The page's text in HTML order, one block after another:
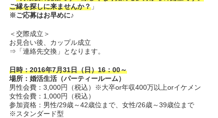
ご縁を探しに来ませんか？ 」
※ご応募はお早めに♪
＜交際成立＞
お見合い後、カップル成立
⇒「連絡先交換」となります。
日時：2016年7月31日（日）16：00～
場所：婚活生活（パーティールーム）
男性会費：3,000円（税込）※大卒or年収400万以上orイケメン
女性会費：1,000円（税込）
参加資格：男性/29歳～42歳位まで、女性/26歳～39歳位まで
※スタンダード型